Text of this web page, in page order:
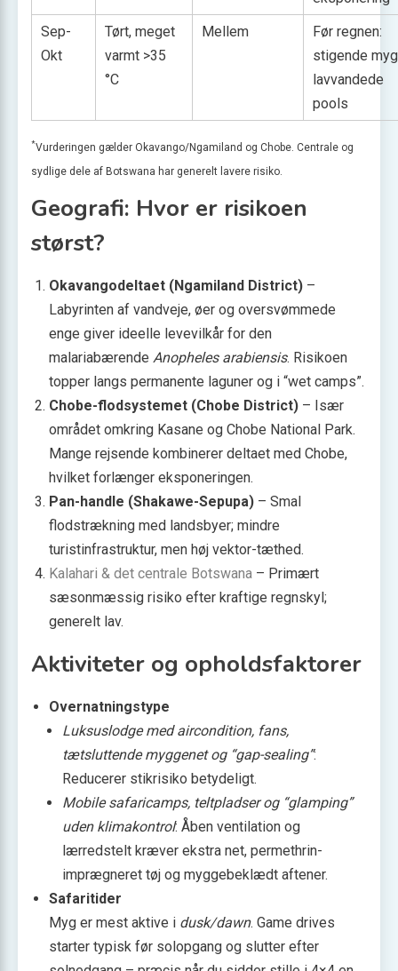
Sep-
Okt
Tørt, meget
varmt >35
°C
Mellem
Før regnen:
stigende
lavvandede
pools
*Vurderingen gælder Okavango/Ngamiland og Chobe. Centrale og
sydlige dele af Botswana har generelt lavere risiko.
Geografi: Hvor er risikoen
størst?
Okavangodeltaet (Ngamiland District) –
Labyrinten af vandveje, øer og oversvømmede
enge giver ideelle levevilkår for den
malariabærende Anopheles arabiensis. Risikoen
topper langs permanente laguner og i “wet camps”.
Chobe-flodsystemet (Chobe District) – Især
området omkring Kasane og Chobe National Park.
Mange rejsende kombinerer deltaet med Chobe,
hvilket forlænger eksponeringen.
Pan-handle (Shakawe-Sepupa) – Smal
flodstrækning med landsbyer; mindre
turistinfrastruktur, men høj vektor-tæthed.
Kalahari & det centrale Botswana – Primært
sæsonmæssig risiko efter kraftige regnskyl;
generelt lav.
Aktiviteter og opholdsfaktorer
Overnatningstype
Luksuslodge med aircondition, fans,
tætsluttende myggenet og “gap-sealing”:
Reducerer stikrisiko betydeligt.
Mobile safaricamps, teltpladser og “glamping”
uden klimakontrol: Åben ventilation og
lærredstelt kræver ekstra net, permethrin-
imprægneret tøj og myggebeklædt aftener.
Safaritider
Myg er mest aktive i dusk/dawn. Game drives
starter typisk før solopgang og slutter efter